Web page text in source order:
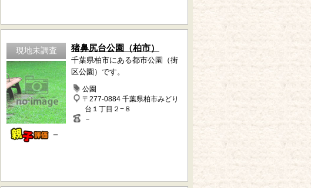
現地未調査
－
猪鼻尻台公園（柏市）
千葉県柏市にある都市公園（街
区公園）です。
公園
〒277-0884 千葉県柏市みどり
台１丁目２−８
－